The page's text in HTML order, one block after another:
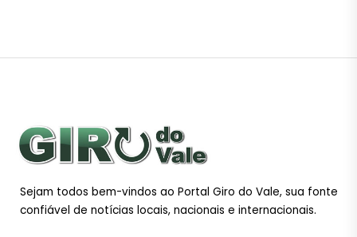
Sejam todos bem-vindos ao Portal Giro do Vale, sua fonte
confiável de notícias locais, nacionais e internacionais.